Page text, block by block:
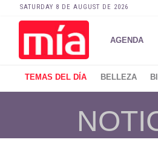
SATURDAY 8 DE AUGUST DE 2026
AGENDA
TEMAS DEL DÍA BELLEZA